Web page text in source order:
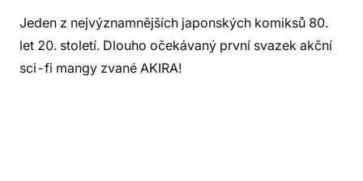
Jeden z nejvýznamnějších japonských komiksů 80.
let 20. století. Dlouho očekávaný první svazek akční
sci-fi mangy zvané AKIRA!